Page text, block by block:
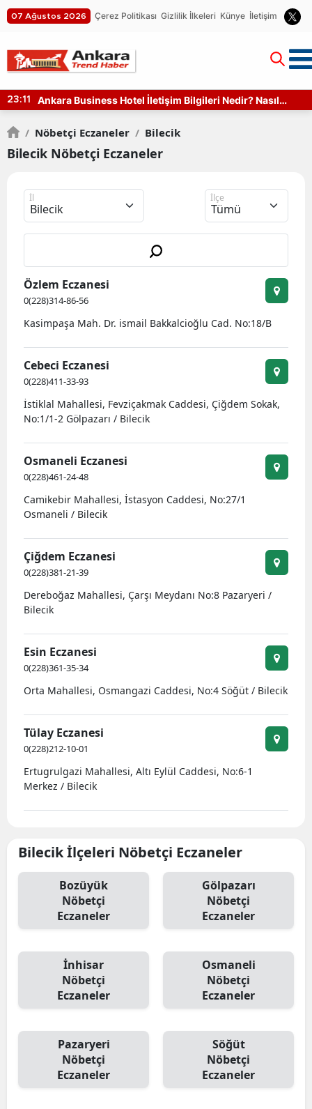
07 Ağustos 2026 Çerez Politikası Gizlilik İlkeleri Künye İletişim
İletişim Bilgileri Nedir? Nasıl 15:10 Ankara SUP Board
/ Nöbetçi Eczaneler / Bilecik
Bilecik Nöbetçi Eczaneler
İl İlçe
Özlem Eczanesi
0(228)314-86-56
Kasimpaşa Mah. Dr. ismail Bakkalcioğlu Cad. No:18/B
Cebeci Eczanesi
0(228)411-33-93
İstiklal Mahallesi, Fevziçakmak Caddesi, Çiğdem Sokak,
No:1/1-2 Gölpazarı / Bilecik
Osmaneli Eczanesi
0(228)461-24-48
Camikebir Mahallesi, İstasyon Caddesi, No:27/1
Osmaneli / Bilecik
Çiğdem Eczanesi
0(228)381-21-39
Dereboğaz Mahallesi, Çarşı Meydanı No:8 Pazaryeri /
Bilecik
Esin Eczanesi
0(228)361-35-34
Orta Mahallesi, Osmangazi Caddesi, No:4 Söğüt / Bilecik
Tülay Eczanesi
0(228)212-10-01
Ertugrulgazi Mahallesi, Altı Eylül Caddesi, No:6-1
Merkez / Bilecik
Bilecik İlçeleri Nöbetçi Eczaneler
Bozüyük
Nöbetçi
Eczaneler
Gölpazarı
Nöbetçi
Eczaneler
İnhisar
Nöbetçi
Eczaneler
Osmaneli
Nöbetçi
Eczaneler
Pazaryeri
Nöbetçi
Eczaneler
Söğüt
Nöbetçi
Eczaneler